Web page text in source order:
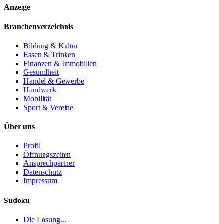
Anzeige
Branchenverzeichnis
Bildung & Kultur
Essen & Trinken
Finanzen & Immobilien
Gesundheit
Handel & Gewerbe
Handwerk
Mobilität
Sport & Vereine
Über uns
Profil
Öffnungszeiten
Ansprechpartner
Datenschutz
Impressum
Sudoku
Die Lösung...